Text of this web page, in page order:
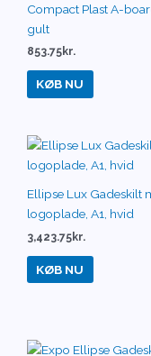
Compact Plast A-
gult
853.75kr.
KØB NU
Ellipse Lux Gadeskilt
logoplade, A1, hvid
3,423.75kr.
KØB NU